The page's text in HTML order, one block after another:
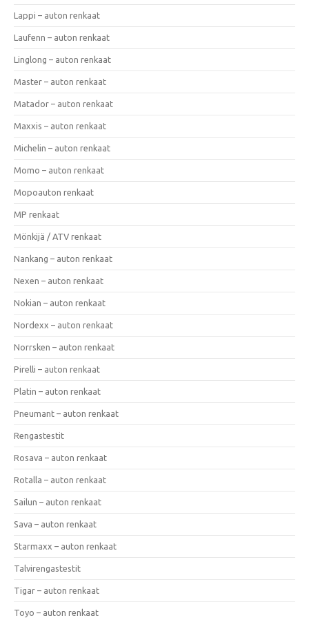
Lappi – auton renkaat
Laufenn – auton renkaat
Linglong – auton renkaat
Master – auton renkaat
Matador – auton renkaat
Maxxis – auton renkaat
Michelin – auton renkaat
Momo – auton renkaat
Mopoauton renkaat
MP renkaat
Mönkijä / ATV renkaat
Nankang – auton renkaat
Nexen – auton renkaat
Nokian – auton renkaat
Nordexx – auton renkaat
Norrsken – auton renkaat
Pirelli – auton renkaat
Platin – auton renkaat
Pneumant – auton renkaat
Rengastestit
Rosava – auton renkaat
Rotalla – auton renkaat
Sailun – auton renkaat
Sava – auton renkaat
Starmaxx – auton renkaat
Talvirengastestit
Tigar – auton renkaat
Toyo – auton renkaat